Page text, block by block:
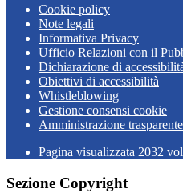
Cookie policy
Note legali
Informativa Privacy
Ufficio Relazioni con il
Dichiarazione di
Obiettivi di accessibilità
Whistleblowing
Gestione consensi cookie
Amministrazione trasparente
Pagina visualizzata 2032
Sezione Copyright